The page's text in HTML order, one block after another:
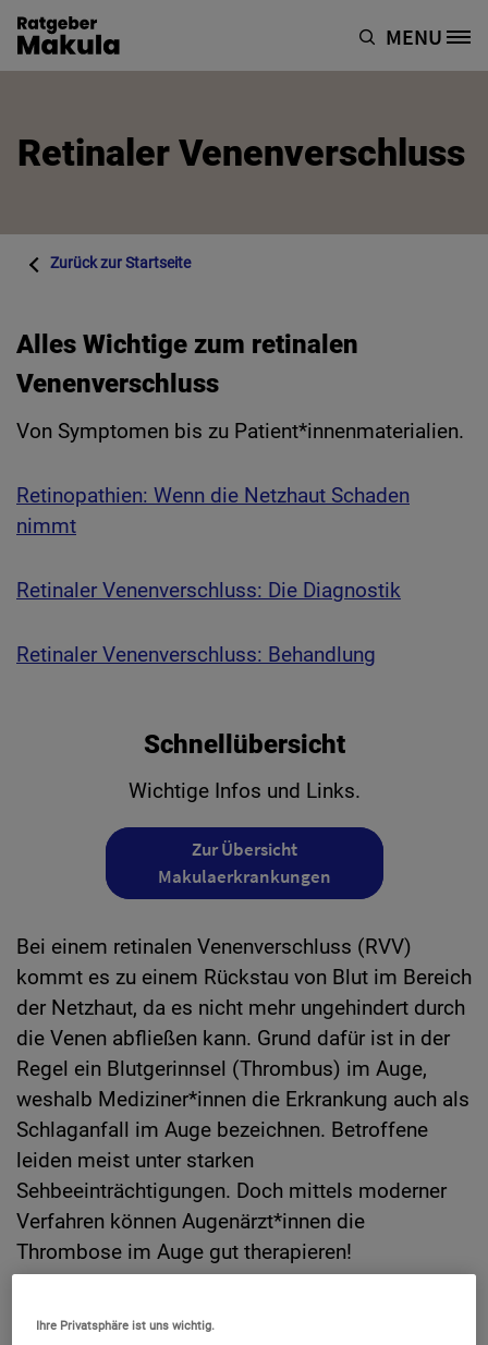
Site Logo
MENU
Retinaler Venenverschluss
Zurück zurStartseite
Alles Wichtige zum retinalen
Venenverschluss
Von Symptomen bis zu Patient*innenmaterialien.
Retinopathien: Wenn die Netzhaut Schaden
nimmt
Retinaler Venenverschluss: Die Diagnostik
Retinaler Venenverschluss: Behandlung
Schnellübersicht
Wichtige Infos und Links.
Zur Übersicht
Makulaerkrankungen
Bei einem retinalen Venenverschluss (RVV)
kommt es zu einem Rückstau von Blut im Bereich
der Netzhaut, da es nicht mehr ungehindert durch
die Venen abfließen kann. Grund dafür ist in der
Regel ein Blutgerinnsel (Thrombus) im Auge,
weshalb Mediziner*innen die Erkrankung auch als
Schlaganfall im Auge bezeichnen. Betroffene
leiden meist unter starken
Sehbeeinträchtigungen. Doch mittels moderner
Verfahren können Augenärzt*innen die
Thrombose im Auge gut therapieren!
Ihre Privatsphäre ist uns wichtig.